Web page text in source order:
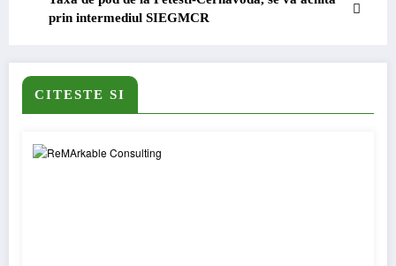
prin intermediul SIEGMCR
CITESTE SI